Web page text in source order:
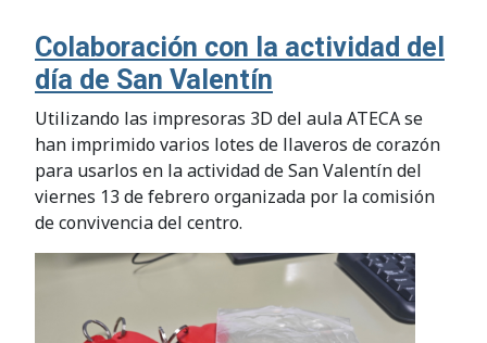
Colaboración con la actividad del
día de San Valentín
Utilizando las impresoras 3D del aula ATECA se
han imprimido varios lotes de llaveros de corazón
para usarlos en la actividad de San Valentín del
viernes 13 de febrero organizada por la comisión
de convivencia del centro.